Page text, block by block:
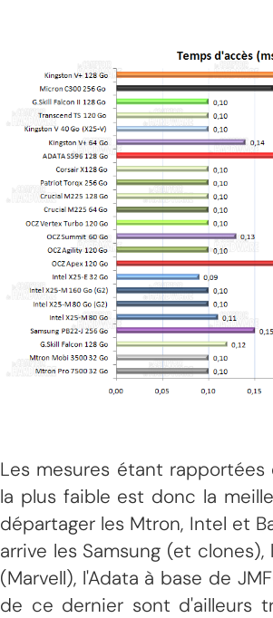
Les mesures étant rapportées
la plus faible est donc la
départager les Mtron, Intel et
arrive les Samsung (et
(Marvell), l'Adata à base de
de ce dernier sont d'ailleurs